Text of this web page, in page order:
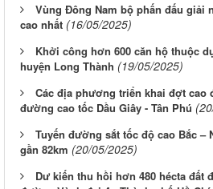
Vùng Đông Nam bộ phấn đấu giải
cao nhất (16/05/2025)
Khởi công hơn 600 căn hộ thuộc
huyện Long Thành (19/05/2025)
Các địa phương triển khai đợt cao
đường cao tốc Dầu Giây - Tân Phú
Tuyến đường sắt tốc độ cao Bắc –
gần 82km (20/05/2025)
Dư kiến thu hồi hơn 480 hécta đất